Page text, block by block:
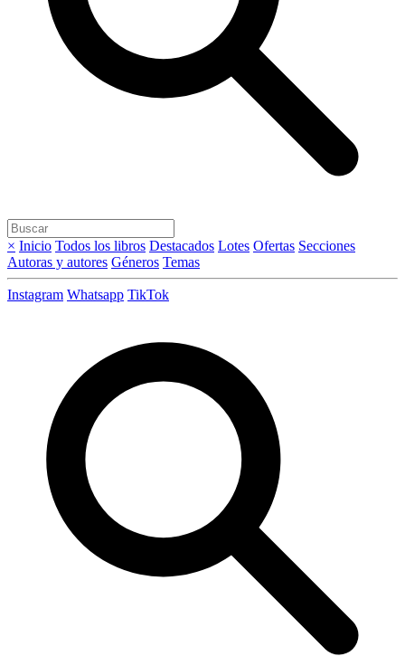
× Inicio Todos los libros Destacados Lotes Ofertas Secciones
Autoras y autores Géneros Temas
Instagram Whatsapp TikTok